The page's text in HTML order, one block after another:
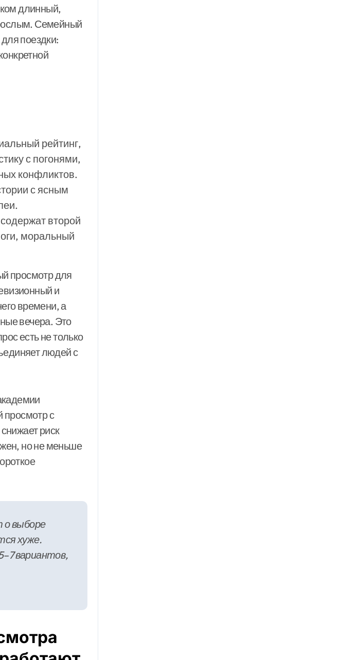
длинный,
Семейный
поездки:
рейтинг,
с погонями,
конфликтов.
с ясным
второй
моральный
просмотр для
и
времени, а
вечера. Это
есть не только
людей с
просмотр с
риск
но не меньше
о выборе
хуже.
вариантов,